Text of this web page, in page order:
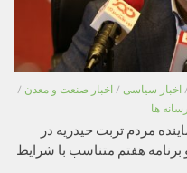
/ اخبار سیاسی / اخبار صنعت و معدن /
ها
مردم تربت حیدریه در
شورای اسلامی : بودجه ۱۴۰۵ و برنامه هفتم متناسب با شرایط